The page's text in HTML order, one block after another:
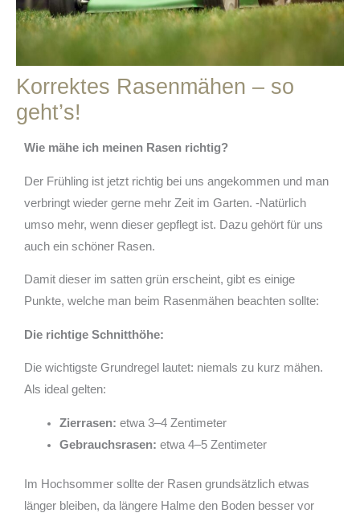
Korrektes Rasenmähen – so
geht’s!
Wie mähe ich meinen Rasen richtig?
Der Frühling ist jetzt richtig bei uns angekommen und man
verbringt wieder gerne mehr Zeit im Garten. -Natürlich
umso mehr, wenn dieser gepflegt ist. Dazu gehört für uns
auch ein schöner Rasen.
Damit dieser im satten grün erscheint, gibt es einige
Punkte, welche man beim Rasenmähen beachten sollte:
Die richtige Schnitthöhe:
Die wichtigste Grundregel lautet: niemals zu kurz mähen.
Als ideal gelten:
Zierrasen: etwa 3–4 Zentimeter
Gebrauchsrasen: etwa 4–5 Zentimeter
Im Hochsommer sollte der Rasen grundsätzlich etwas
länger bleiben, da längere Halme den Boden besser vor